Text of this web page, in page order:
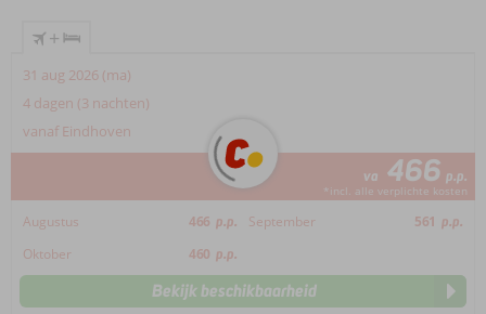
+
31 aug 2026 (ma)
4 dagen (3 nachten)
vanaf Eindhoven
va 466 p.p.
*incl. alle verplichte kosten
Augustus 466 p.p. September 561 p.p.
Oktober
460 p.p.
Bekijk beschikbaarheid